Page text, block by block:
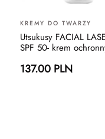
KREMY DO TWARZY
Utsukusy FACIAL
SPF 50- krem
137.00 PLN